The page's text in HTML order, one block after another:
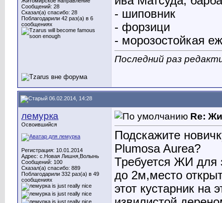
Сообщений: 28
Сказал(а) спасибо: 28
Поблагодарили 42 раз(а) в 6
сообщениях
- шиповник
- форзици
- морозостойкая
Последний раз
06.02.2014, 14:28
лемурка
Освоившийся
Регистрация: 10.01.2014
Адрес: с.Новая Лишня,Волынь
Сообщений: 100
Сказал(а) спасибо: 889
Поблагодарили 332 раз(а) в 49
сообщениях
Re:
Подскажите
Plumosa Aurea?
Требуется ЖИ для
до 2м,место
этот кустарник